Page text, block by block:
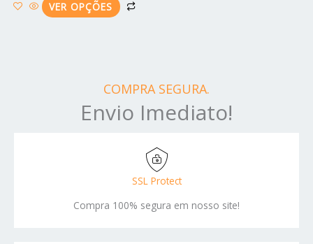
VER OPÇÕES
COMPRA SEGURA.
Envio Imediato!
SSL Protect
Compra 100% segura em nosso site!